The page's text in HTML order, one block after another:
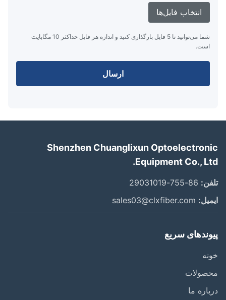
انتخاب فایل‌ها
شما می‌توانید تا 5 فایل بارگذاری کنید و اندازه هر فایل حداکثر 10 مگابایت
ارسال
Shenzhen Chuanglixun
Equipment Co.,
86-755-29031019
sales03@clxfiber.com
سریع
ما